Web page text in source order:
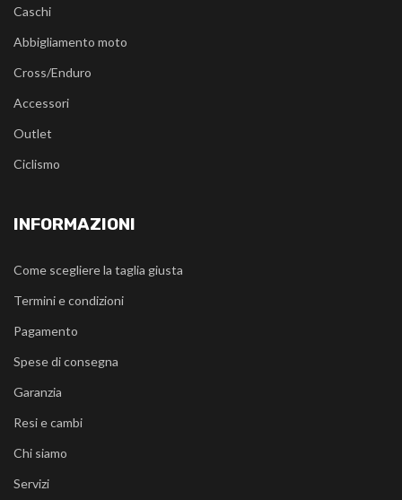
Caschi
Abbigliamento moto
Cross/Enduro
Accessori
Outlet
Ciclismo
INFORMAZIONI
Come scegliere la taglia giusta
Termini e condizioni
Pagamento
Spese di consegna
Garanzia
Resi e cambi
Chi siamo
Servizi